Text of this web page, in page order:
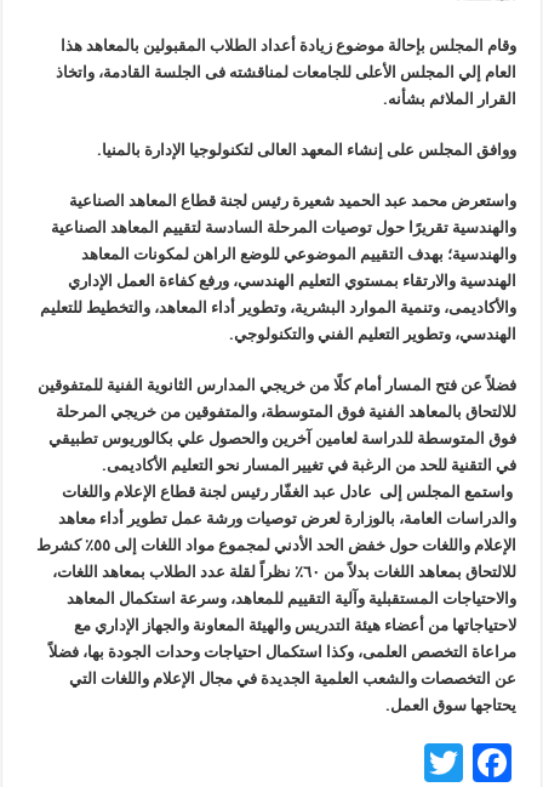
وقام المجلس بإحالة موضوع زيادة أعداد الطلاب المقبولين بالمعاهد هذا
العام إلي المجلس الأعلى للجامعات لمناقشته فى الجلسة القادمة، واتخاذ
القرار الملائم بشأنه.
ووافق المجلس على إنشاء المعهد العالى لتكنولوجيا الإدارة بالمنيا.
واستعرض محمد عبد الحميد شعيرة رئيس لجنة قطاع المعاهد الصناعية
والهندسية تقريرًا حول توصيات المرحلة السادسة لتقييم المعاهد الصناعية
والهندسية؛ بهدف التقييم الموضوعي للوضع الراهن لمكونات المعاهد
الهندسية والارتقاء بمستوي التعليم الهندسي، ورفع كفاءة العمل الإداري
والأكاديمى، وتنمية الموارد البشرية، وتطوير أداء المعاهد، والتخطيط للتعليم
الهندسي، وتطوير التعليم الفني والتكنولوجي.
فضلاً عن فتح المسار أمام كلًا من خريجي المدارس الثانوية الفنية للمتفوقين
للالتحاق بالمعاهد الفنية فوق المتوسطة، والمتفوقين من خريجي المرحلة
فوق المتوسطة للدراسة لعامين آخرين والحصول علي بكالوريوس تطبيقي
في التقنية للحد من الرغبة في تغيير المسار نحو التعليم الأكاديمى.
واستمع المجلس إلى عادل عبد الغفّار رئيس لجنة قطاع الإعلام واللغات
والدراسات العامة، بالوزارة لعرض توصيات ورشة عمل تطوير أداء معاهد
الإعلام واللغات حول خفض الحد الأدني لمجموع مواد اللغات إلى ٥٥٪‏ كشرط
للالتحاق بمعاهد اللغات بدلاً من ٦٠٪‏ نظراً لقلة عدد الطلاب بمعاهد اللغات،
والاحتياجات المستقبلية وآلية التقييم للمعاهد، وسرعة استكمال المعاهد
لاحتياجاتها من أعضاء هيئة التدريس والهيئة المعاونة والجهاز الإداري مع
مراعاة التخصص العلمى، وكذا استكمال احتياجات وحدات الجودة بها، فضلاً
عن التخصصات والشعب العلمية الجديدة في مجال الإعلام واللغات التي
يحتاجها سوق العمل.
F